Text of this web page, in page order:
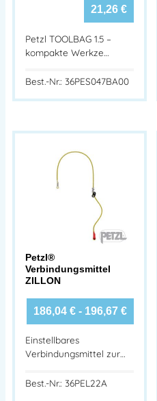
21,26 €
Petzl TOOLBAG 1.5 –
kompakte Werkze…
Best.-Nr.: 36PES047BA00
Petzl®
Verbindungsmittel
ZILLON
186,04 €- 196,67 €
Einstellbares
Verbindungsmittel zur…
Best.-Nr.: 36PEL22A